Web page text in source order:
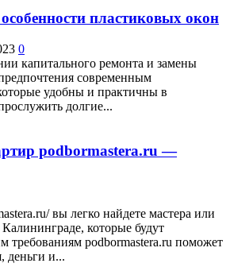
пластиковых окон
0
капитального ремонта и замены
современным
удобны и практичны в
долгие...
podbormastera.ru —
вы легко найдете мастера или
которые будут
требованиям podbormastera.ru поможет
деньги и...